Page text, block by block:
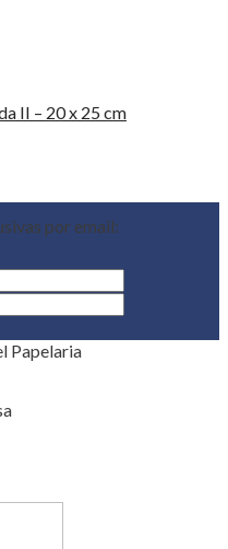
II – 20 x 25 cm
por email: